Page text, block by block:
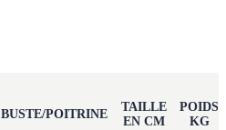
BUSTE/POITRINE
TAILLE
EN CM
POIDS
KG